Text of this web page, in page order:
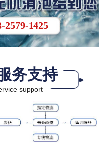
2579-1425
务支持
support